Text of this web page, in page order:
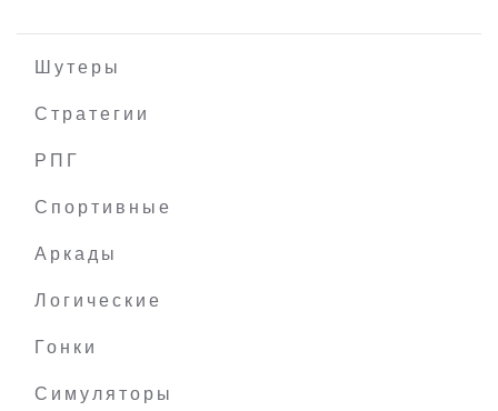
Шутеры
Стратегии
РПГ
Спортивные
Аркады
Логические
Гонки
Симуляторы